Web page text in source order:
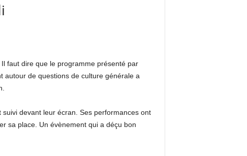
Il faut dire que le programme présenté par
autour de questions de culture générale a
devant leur écran. Ses performances ont
sa place. Un évènement qui a déçu bon